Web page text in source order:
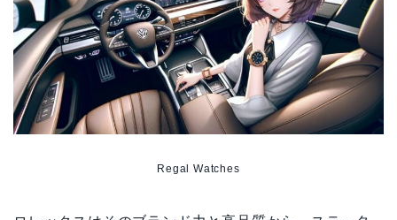
Regal Watches